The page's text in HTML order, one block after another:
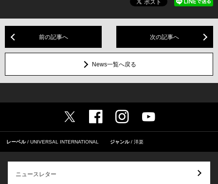
前の記事へ 次の記事へ
News一覧へ戻る
レーベル UNIVERSAL INTERNATIONAL ジャンル 洋楽
ニュースレター